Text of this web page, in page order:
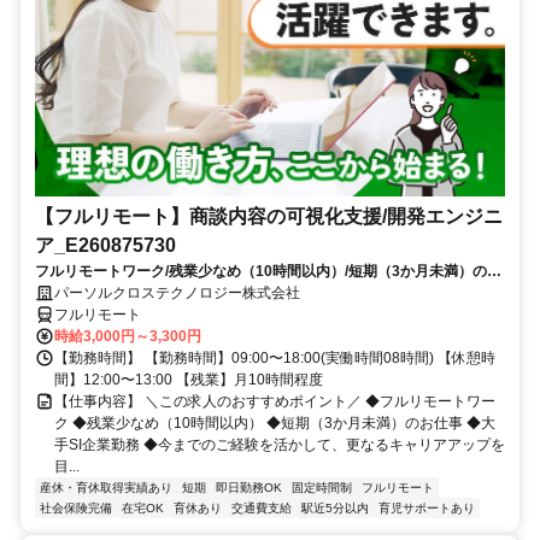
【フルリモート】商談内容の可視化支援/開発エンジニ
ア_E260875730
フルリモートワーク/残業少なめ（10時間以内）/短期（3か月未満）のお
仕事/大手SI企業勤務/今までのご経験を活かして、更なるキャリアアップ
を目指せます
パーソルクロステクノロジー株式会社
フルリモート
時給3,000円～3,300円
【勤務時間】 【勤務時間】09:00〜18:00(実働時間08時間) 【休憩時
間】12:00〜13:00 【残業】月10時間程度
【仕事内容】 ＼この求人のおすすめポイント／ ◆フルリモートワー
ク ◆残業少なめ（10時間以内） ◆短期（3か月未満）のお仕事 ◆大
手SI企業勤務 ◆今までのご経験を活かして、更なるキャリアアップを
目...
産休・育休取得実績あり 短期 即日勤務OK 固定時間制
フルリモート
社会保険完備
在宅OK 育休あり 交通費支給 駅近5分以内 育児サポートあり